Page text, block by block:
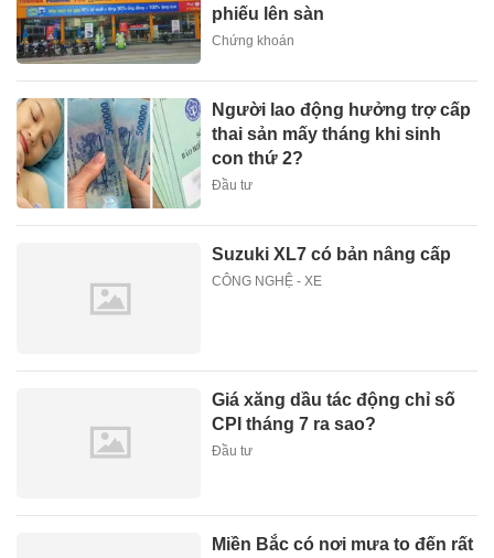
phiếu lên sàn
Chứng khoán
Người lao động hưởng trợ cấp
thai sản mấy tháng khi sinh
con thứ 2?
Đầu tư
Suzuki XL7 có bản nâng cấp
CÔNG NGHỆ - XE
Giá xăng dầu tác động chỉ số
CPI tháng 7 ra sao?
Đầu tư
Miền Bắc có nơi mưa to đến rất